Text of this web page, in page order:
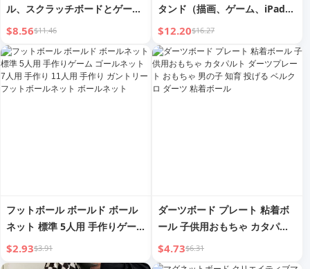
ル、スクラッチボードとゲーム
ポンポン付き 猫トンネルハウ
ス、インタラクティブ 猫スクラ
ッチハウス、自己改善 ドリルホ
ールティーザー、多頭飼いファ
ミリーの必需品
$8.56$11.46
タンド（描画、ゲーム、iPad
Pro、サポートフレーム、ポー
タブル、画面、パッド、冷却、
ブック、ライティング、グラフ
ィックタブレット、デジタルブ
ラケットボード、絵画、チキン
$12.20$16.27
フットボール ボールド ボール
ネット 標準 5人用 手作りゲー
ム ゴールネット 7人用 手作り
11人用 手作り ガントリー フッ
$2.93$3.91
ダーツボード プレート 粘着ボ
ール 子供用おもちゃ カタパル
ト ダーツプレート おもちゃ 男
の子 知育 投げる ベルクロ ダー
$4.73$6.31